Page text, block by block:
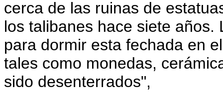
cerca de las ruinas de
los talibanes hace siete
para dormir esta fechada en
tales como monedas,
sido desenterrados",